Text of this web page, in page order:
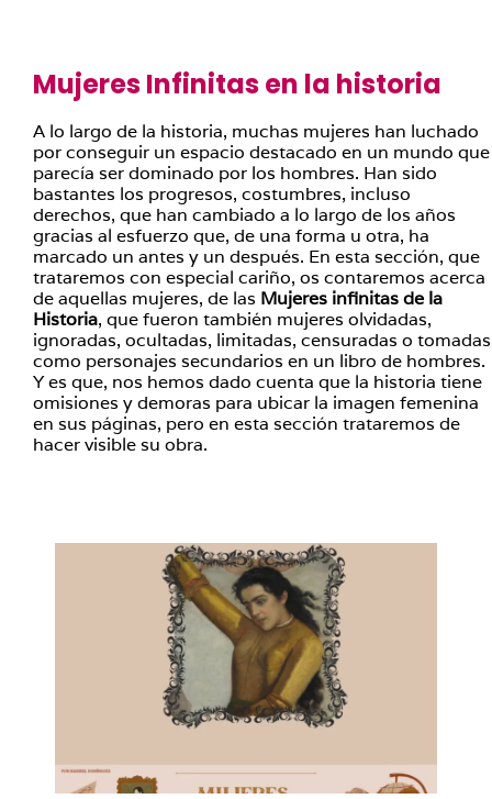
Mujeres Infinitas en la historia
A lo largo de la historia, muchas mujeres han luchado
por conseguir un espacio destacado en un mundo que
parecía ser dominado por los hombres. Han sido
bastantes los progresos, costumbres, incluso
derechos, que han cambiado a lo largo de los años
gracias al esfuerzo que, de una forma u otra, ha
marcado un antes y un después. En esta sección, que
trataremos con especial cariño, os contaremos acerca
de aquellas mujeres, de las Mujeres infinitas de la
Historia, que fueron también mujeres olvidadas,
ignoradas, ocultadas, limitadas, censuradas o tomadas
como personajes secundarios en un libro de hombres.
Y es que, nos hemos dado cuenta que la historia tiene
omisiones y demoras para ubicar la imagen femenina
en sus páginas, pero en esta sección trataremos de
hacer visible su obra.